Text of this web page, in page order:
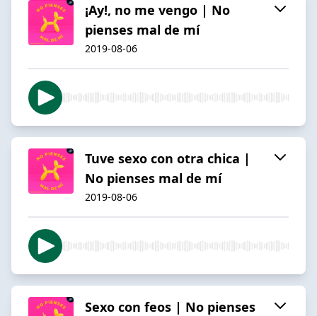
¡Ay!, no me vengo | No
pienses mal de mí
2019-08-06
Tuve sexo con otra chica |
No pienses mal de mí
2019-08-06
Sexo con feos | No pienses